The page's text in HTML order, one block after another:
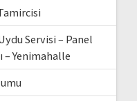
Servisi – Panel
– Yenimahalle